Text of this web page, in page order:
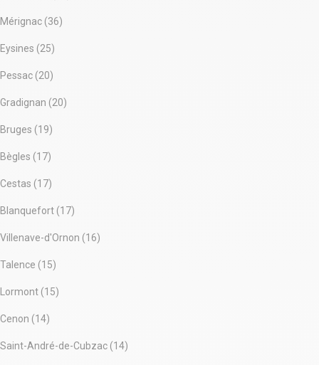
Mérignac (36)
Eysines (25)
Pessac (20)
Gradignan (20)
Bruges (19)
Bègles (17)
Cestas (17)
Blanquefort (17)
Villenave-d'Ornon (16)
Talence (15)
Lormont (15)
Cenon (14)
Saint-André-de-Cubzac (14)